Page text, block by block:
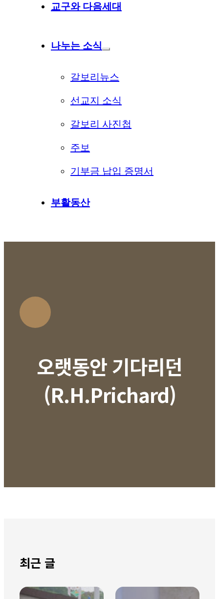
교구와 다음세대
나누는 소식
갈보리뉴스
선교지 소식
갈보리 사진첩
주보
기부금 납입 증명서
부활동산
오랫동안 기다리던
(R.H.Prichard)
최근 글